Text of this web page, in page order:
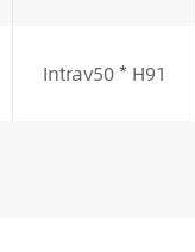
Intrav50 * H91